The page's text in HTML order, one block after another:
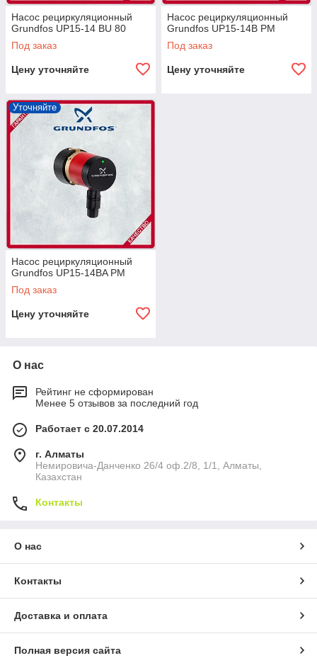
Насос рециркуляционный
Grundfos UP15-14 BU 80
Под заказ
Цену уточняйте
Насос рециркуляционный
Grundfos UP15-14B PM
Под заказ
Цену уточняйте
Уточняйте
Насос рециркуляционный
Grundfos UP15-14BA PM
Под заказ
Цену уточняйте
О нас
Рейтинг не сформирован
Менее 5 отзывов за последний год
Работает с 20.07.2014
г. Алматы
Немировича-Данченко 26/4 оф.2/8, 1/1, Алматы,
Казахстан
Контакты
О нас
Контакты
Доставка и оплата
Полная версия сайта